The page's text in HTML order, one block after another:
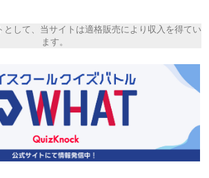
として、当サイトは適格販売により収入を得てい
ます。